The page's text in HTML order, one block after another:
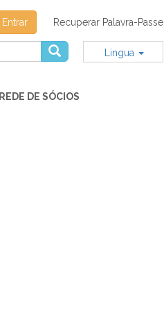
Entrar Recuperar Palavra-Passe
Lingua
REDE DE SÓCIOS